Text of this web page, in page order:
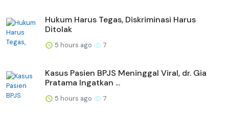
Hukum Harus Tegas, Diskriminasi Harus
Ditolak
5 hours ago 7
Kasus Pasien BPJS Meninggal Viral, dr. Gia
Pratama Ingatkan ...
5 hours ago 7